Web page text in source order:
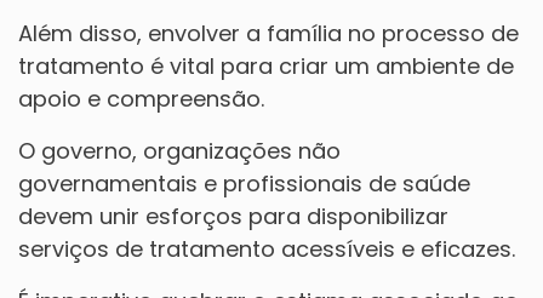
Além disso, envolver a família no processo de
tratamento é vital para criar um ambiente de
apoio e compreensão.
O governo, organizações não
governamentais e profissionais de saúde
devem unir esforços para disponibilizar
serviços de tratamento acessíveis e eficazes.